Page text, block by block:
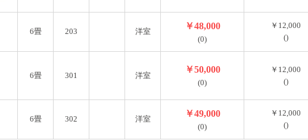
6畳 203 洋室
￥48,000
(0)
￥12,000
()
6畳 301 洋室
￥50,000
(0)
￥12,000
()
6畳 302 洋室
￥49,000
(0)
￥12,000
()